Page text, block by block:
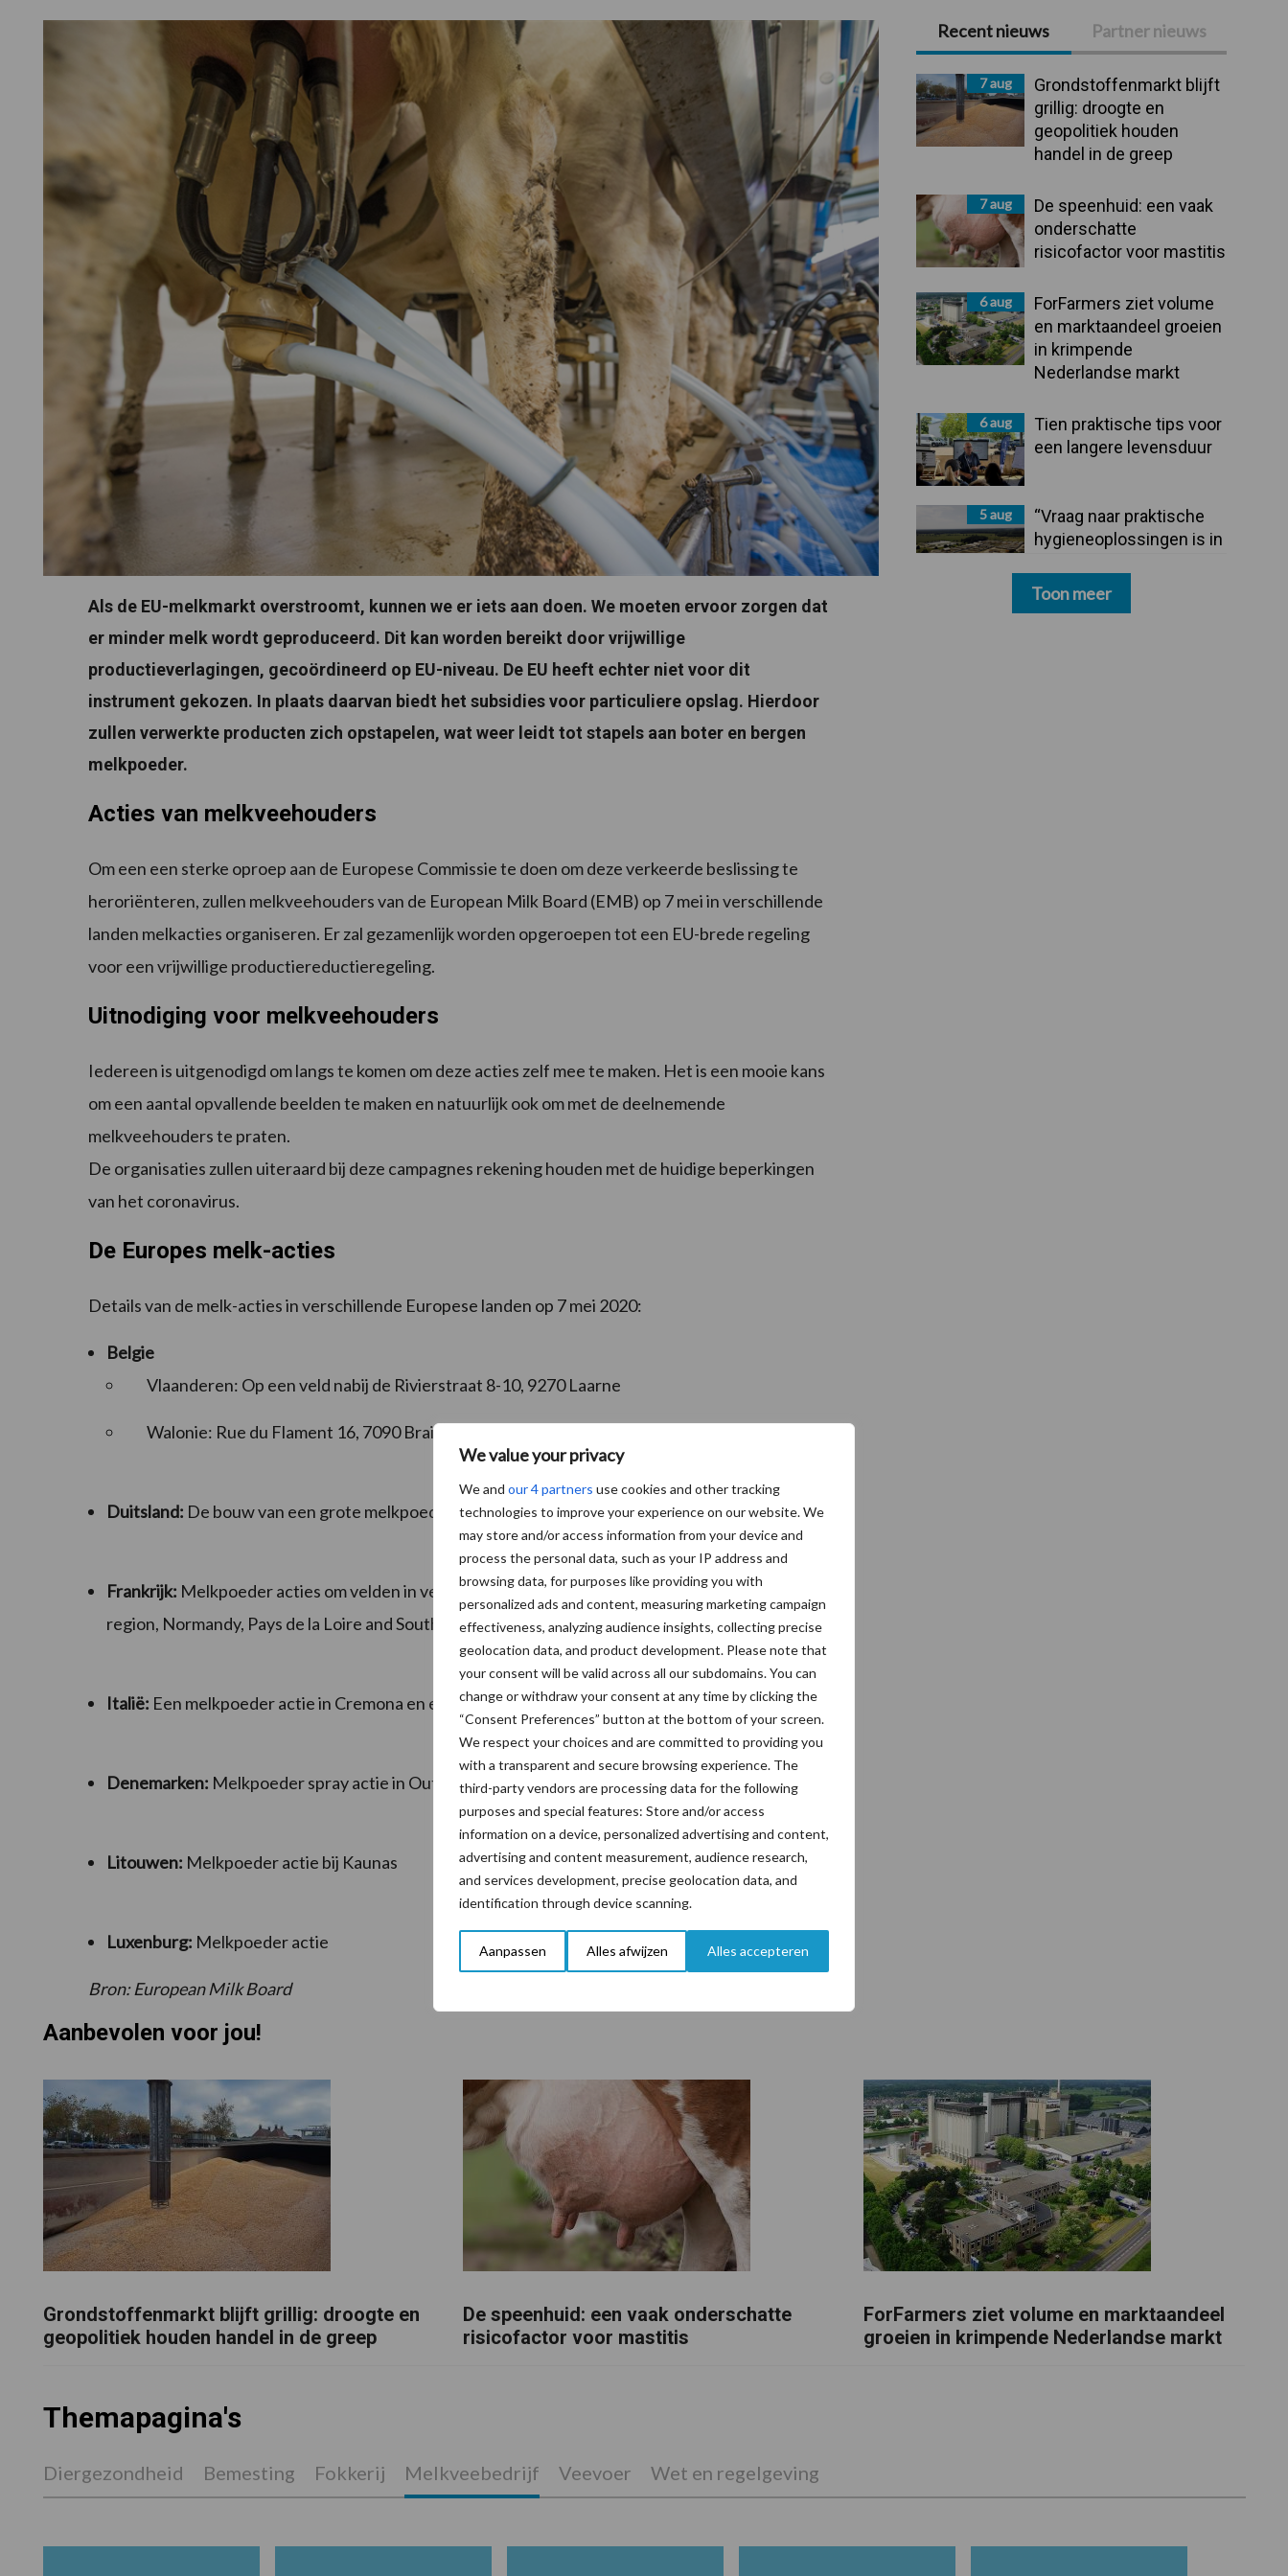
We value your privacy
We and our 4 partners use cookies and other tracking
technologies to improve your experience on our website. We
may store and/or access information from your device and
process the personal data, such as your IP address and
browsing data, for purposes like providing you with
personalized ads and content, measuring marketing campaign
effectiveness, analyzing audience insights, collecting precise
geolocation data, and product development. Please note that
your consent will be valid across all our subdomains. You can
change or withdraw your consent at any time by clicking the
“Consent Preferences” button at the bottom of your screen.
We respect your choices and are committed to providing you
with a transparent and secure browsing experience. The
third-party vendors are processing data for the following
purposes and special features: Store and/or access
information on a device, personalized advertising and content,
advertising and content measurement, audience research,
and services development, precise geolocation data, and
identification through device scanning.
Aanpassen Alles afwijzen Alles accepteren
Als de EU-melkmarkt overstroomt, kunnen we er iets aan doen. We moeten ervoor zorgen dat
er minder melk wordt geproduceerd. Dit kan worden bereikt door vrijwillige
productieverlagingen, gecoördineerd op EU-niveau. De EU heeft echter niet voor dit
instrument gekozen. In plaats daarvan biedt het subsidies voor particuliere opslag. Hierdoor
zullen verwerkte producten zich opstapelen, wat weer leidt tot stapels aan boter en bergen
melkpoeder.
Acties van melkveehouders
Om een een sterke oproep aan de Europese Commissie te doen om deze verkeerde beslissing te
heroriënteren, zullen melkveehouders van de European Milk Board (EMB) op 7 mei in verschillende
landen melkacties organiseren. Er zal gezamenlijk worden opgeroepen tot een EU-brede regeling
voor een vrijwillige productiereductieregeling.
Uitnodiging voor melkveehouders
Iedereen is uitgenodigd om langs te komen om deze acties zelf mee te maken. Het is een mooie kans
om een aantal opvallende beelden te maken en natuurlijk ook om met de deelnemende
melkveehouders te praten.
De organisaties zullen uiteraard bij deze campagnes rekening houden met de huidige beperkingen
van het coronavirus.
De Europes melk-acties
Details van de melk-acties in verschillende Europese landen op 7 mei 2020:
Belgie
Vlaanderen: Op een veld nabij de Rivierstraat 8-10, 9270 Laarne
Walonie: Rue du Flament 16, 7090 Braine-le-Comte
Duitsland: De bouw van een grote melkpoeder piramide in Berlijn.
Frankrijk: Melkpoeder acties om velden in verschillende regio's(Hauts-de-France, Grand Est
region, Normandy, Pays de la Loire and South West France).
Italië: Een melkpoeder actie in Cremona en een actie op een boerderij in Zuid-Tirol.
Denemarken: Melkpoeder spray actie in Outrup
Litouwen: Melkpoeder actie bij Kaunas
Luxenburg: Melkpoeder actie
Bron: European Milk Board
Primaire
Sidebar
Recent nieuws Partner nieuws
7 aug
Grondstoffenmarkt blijft
grillig: droogte en
geopolitiek houden
handel in de greep
7 aug
De speenhuid: een vaak
onderschatte
risicofactor voor mastitis
6 aug
ForFarmers ziet volume
en marktaandeel groeien
in krimpende
Nederlandse markt
6 aug
Tien praktische tips voor
een langere levensduur
5 aug
“Vraag naar praktische
hygieneoplossingen is in
Toon meer
Aanbevolen voor jou!
Grondstoffenmarkt blijft grillig: droogte en
geopolitiek houden handel in de greep
De speenhuid: een vaak onderschatte
risicofactor voor mastitis
ForFarmers ziet volume en marktaandeel
groeien in krimpende Nederlandse markt
Themapagina's
Diergezondheid Bemesting Fokkerij Melkveebedrijf Veevoer Wet en regelgeving